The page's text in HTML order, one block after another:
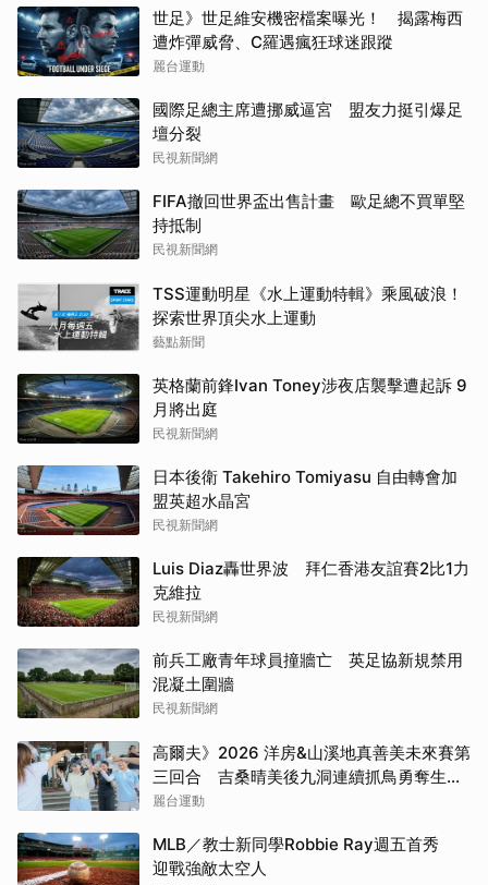
世足》世足維安機密檔案曝光！ 揭露梅西
遭炸彈威脅、C羅遇瘋狂球迷跟蹤
麗台運動
國際足總主席遭挪威逼宮 盟友力挺引爆足
壇分裂
民視新聞網
FIFA撤回世界盃出售計畫 歐足總不買單堅
持抵制
民視新聞網
TSS運動明星《水上運動特輯》乘風破浪！
探索世界頂尖水上運動
藝點新聞
英格蘭前鋒Ivan Toney涉夜店襲擊遭起訴 9
月將出庭
民視新聞網
日本後衛 Takehiro Tomiyasu 自由轉會加
盟英超水晶宮
民視新聞網
Luis Diaz轟世界波 拜仁香港友誼賽2比1力
克維拉
民視新聞網
前兵工廠青年球員撞牆亡 英足協新規禁用
混凝土圍牆
民視新聞網
高爾夫》2026 洋房&山溪地真善美未來賽第
三回合 吉桑晴美後九洞連續抓鳥勇奪生涯
首冠
麗台運動
MLB／教士新同學Robbie Ray週五首秀
迎戰強敵太空人